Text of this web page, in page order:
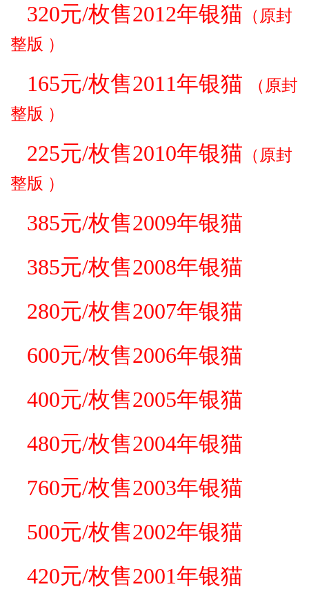
320元/枚售2012年银猫 （原封
整版 ）
165元/枚售2011年银猫
（原封
整版 ）
225元/枚售2010年银猫 （原封
整版 ）
385元/枚售2009年银猫
385元/枚售2008年银猫
280元/枚售2007年银猫
600元/枚售2006年银猫
400元/枚售2005年银猫
480元/枚售2004年银猫
760元/枚售2003年银猫
500元/枚售2002年银猫
420元/枚售2001年银猫